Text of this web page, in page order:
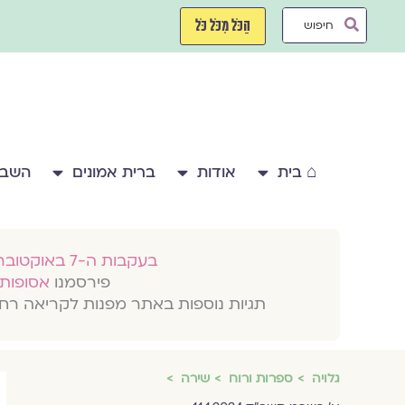
Search
הַכֹּל מִכֹּל כֹּל
⌂ בית אודות ברית אמונים
בעקבות ה-7 באוקטובר 2023
פירסמנו
תגיות נוספות באתר מפנות לקריאה
גלויה ספרות ורוח
שירה